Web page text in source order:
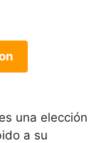
una elección
a su